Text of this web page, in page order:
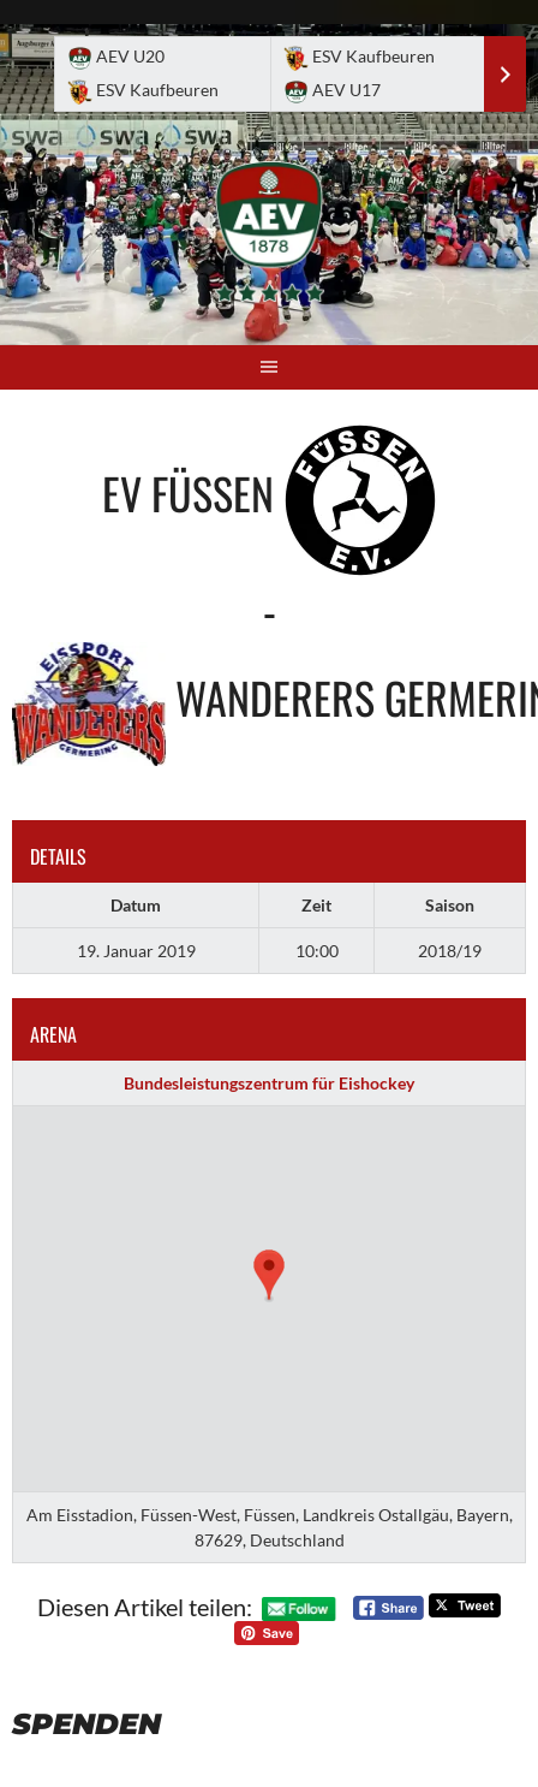
to
content
AEV U20
ESV Kaufbeuren
ESV Kaufbeuren
AEV U17
EV FÜSSEN
-
WANDERERS
DETAILS
Datum Zeit Saison
19. Januar 2019 10:00 2018/19
ARENA
Bundesleistungszentrum für Eishockey
Am Eisstadion, Füssen-West, Füssen, Landkreis Ostallgäu, Bayern,
87629, Deutschland
Diesen Artikel teilen:
SPENDEN